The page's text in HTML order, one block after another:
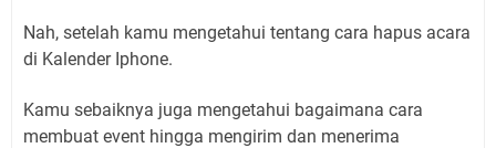
Nah, setelah kamu mengetahui tentang cara hapus acara
di Kalender Iphone.
Kamu sebaiknya juga mengetahui bagaimana cara
membuat event hingga mengirim dan menerima